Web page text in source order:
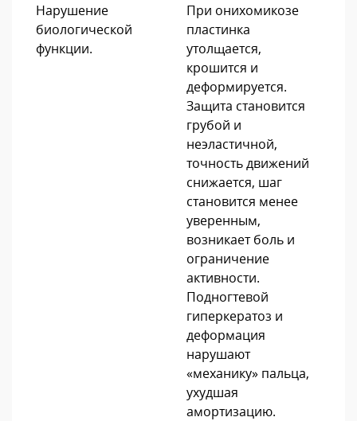
Нарушение
биологической
функции.
При онихомикозе
пластинка
утолщается,
крошится и
деформируется.
Защита становится
грубой и
неэластичной,
точность движений
снижается, шаг
становится менее
уверенным,
возникает боль и
ограничение
активности.
Подногтевой
гиперкератоз и
деформация
нарушают
«механику» пальца,
ухудшая
амортизацию.